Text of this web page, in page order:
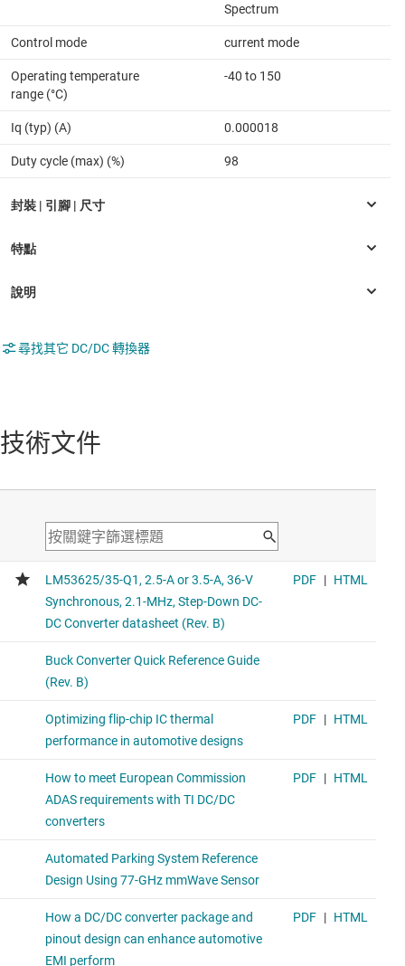
Spectrum
Control mode current mode
Operating temperature
range (°C)
-40 to 150
Iq (typ) (A) 0.000018
Duty cycle (max) (%) 98
尋找其它 DC/DC 轉換器
技術文件